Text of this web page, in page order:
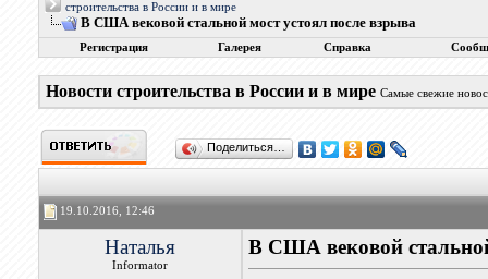
строительства в России и в мире
В США вековой стальной мост устоял после взрыва
Регистрация Галерея Справка
Новости строительства в России и в мире Самые свежие
Поделиться…
19.10.2016, 12:46
Наталья
Informator
В США вековой